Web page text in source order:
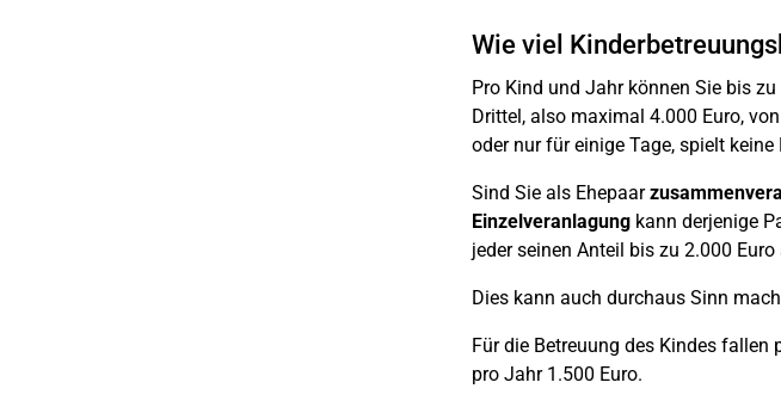
Wie viel
Pro Kind und Jahr können Sie bis
Drittel, also maximal 4.000 Euro,
oder nur für einige Tage, spielt keine
Sind Sie als Ehepaar
Einzelveranlagungkann derjenige
jeder seinen Anteil bis zu 2.000
Dies kann auch durchaus Sinn
Für die Betreuung des Kindes fallen
pro Jahr 1.500 Euro.